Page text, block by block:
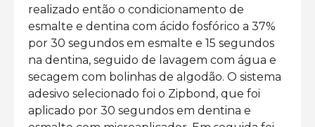
realizado então o condicionamento de
esmalte e dentina com ácido fosfórico a 37%
por 30 segundos em esmalte e 15 segundos
na dentina, seguido de lavagem com água e
secagem com bolinhas de algodão. O sistema
adesivo selecionado foi o Zipbond, que foi
aplicado por 30 segundos em dentina e